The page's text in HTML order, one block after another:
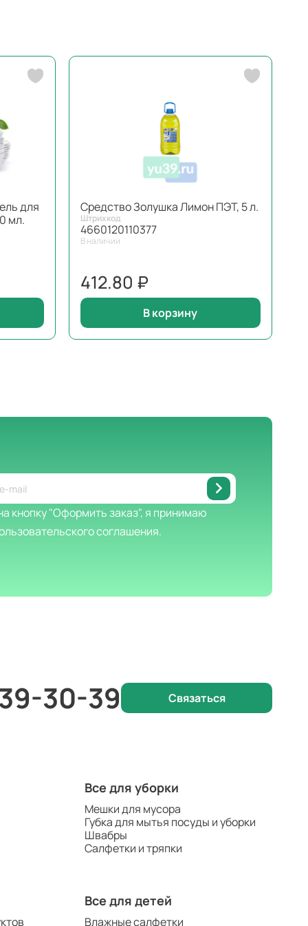
для
мл.
Средство Золушка Лимон ПЭТ, 5 л.
Штрихкод
4660120110377
В наличии
412.80 ₽
В корзину
кнопку "Оформить заказ", я принимаю
соглашения.
30-39 Связаться
Все для уборки
Мешки для мусора
Губка для мытья посуды и уборки
Швабры
Салфетки и тряпки
Все для детей
Влажные салфетки